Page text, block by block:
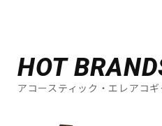
HOT
アコースティック・エレアコ